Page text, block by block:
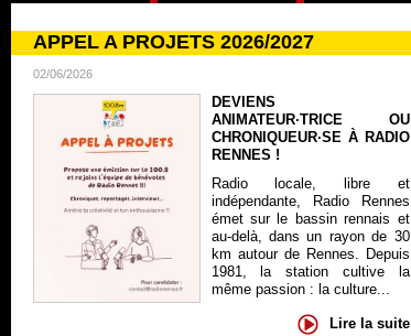
APPEL A PROJETS 2026/2027
02/06/2026
DEVIENS
ANIMATEUR·TRICE OU
CHRONIQUEUR·SE À RADIO
RENNES !
Radio locale, libre et
indépendante, Radio Rennes
émet sur le bassin rennais et
au-delà, dans un rayon de 30
km autour de Rennes. Depuis
1981, la station cultive la
même passion : la culture...
Lire la suite